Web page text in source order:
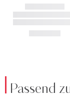
Passend